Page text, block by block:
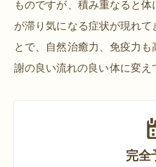
ものですが、積み重なると
が滞り気になる症状が現れて
とで、自然治癒力、免疫力
謝の良い流れの良い体に変え
完全